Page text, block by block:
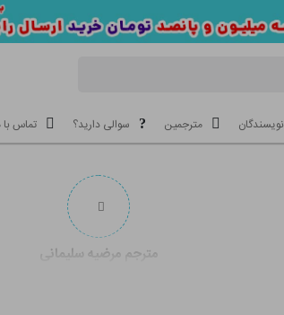
نویسندگان مترجمین سوالی دارید؟ تماس با
مترجم مرضیه سلیمانی